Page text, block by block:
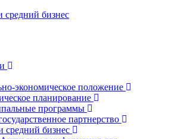
бизнес
экономическое положение
планирование
программы
партнерство
бизнес